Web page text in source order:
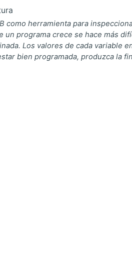
como herramienta para
un programa crece se hace más
Los valores de cada variable
bien programada, produzca la